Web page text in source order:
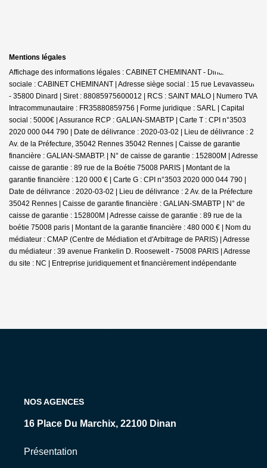
Mentions légales
Affichage des informations légales : CABINET CHEMINANT - Dinard | Raison
sociale : CABINET CHEMINANT | Adresse siège social : 15 rue Levavasseur
- 35800 Dinard | Siret : 88085975600012 | RCS : SAINT MALO | Numero TVA
Intracommunautaire : FR35880859756 | Forme juridique : SARL | Capital
social : 5000€ | Assurance RCP : GALIAN-SMABTP | Carte T : CPI n°3503
2020 000 044 790 | Date de délivrance : 2020-03-02 | Lieu de délivrance : 2
Av. de la Préfecture, 35042 Rennes 35042 Rennes | Caisse de garantie
financière : GALIAN-SMABTP. | N° de caisse de garantie : 152800M | Adresse
caisse de garantie : 89 rue de la Boétie 75008 PARIS | Montant de la
garantie financière : 120 000 € | Carte G : CPI n°3503 2020 000 044 790 |
Date de délivrance : 2020-03-02 | Lieu de délivrance : 2 Av. de la Préfecture
35042 Rennes | Caisse de garantie financière : GALIAN-SMABTP | N° de
caisse de garantie : 152800M | Adresse caisse de garantie : 89 rue de la
boétie 75008 paris | Montant de la garantie financière : 480 000 € | Nom du
médiateur : CMAP (Centre de Médiation et d'Arbitrage de PARIS) | Adresse
du médiateur : 39 avenue Frankelin D. Roosewelt - 75008 PARIS | Adresse
du site : NC | Entreprise juridiquement et financièrement indépendante
NOS AGENCES
15 Rue Levavasseur, 35800 Dinard
Présentation